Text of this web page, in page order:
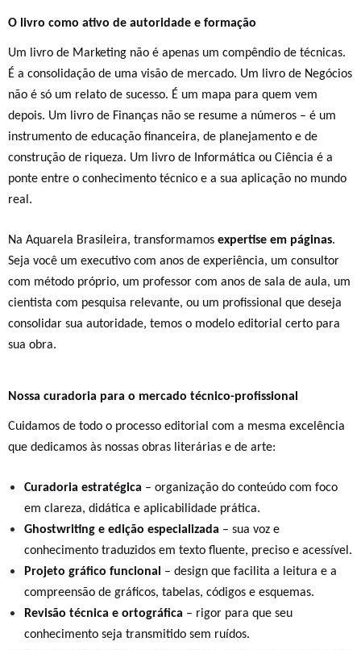
O livro como ativo de autoridade e formação
Um livro de Marketing não é apenas um compêndio de técnicas.
É a consolidação de uma visão de mercado. Um livro de Negócios
não é só um relato de sucesso. É um mapa para quem vem
depois. Um livro de Finanças não se resume a números – é um
instrumento de educação financeira, de planejamento e de
construção de riqueza. Um livro de Informática ou Ciência é a
ponte entre o conhecimento técnico e a sua aplicação no mundo
real.
Na Aquarela Brasileira, transformamos expertise em páginas.
Seja você um executivo com anos de experiência, um consultor
com método próprio, um professor com anos de sala de aula, um
cientista com pesquisa relevante, ou um profissional que deseja
consolidar sua autoridade, temos o modelo editorial certo para
sua obra.
Nossa curadoria para o mercado técnico-profissional
Cuidamos de todo o processo editorial com a mesma excelência
que dedicamos às nossas obras literárias e de arte:
Curadoria estratégica – organização do conteúdo com foco
em clareza, didática e aplicabilidade prática.
Ghostwriting e edição especializada – sua voz e
conhecimento traduzidos em texto fluente, preciso e acessível.
Projeto gráfico funcional
– design que facilita a leitura e a
compreensão de gráficos, tabelas, códigos e esquemas.
Revisão técnica e ortográfica – rigor para que seu
conhecimento seja transmitido sem ruídos.